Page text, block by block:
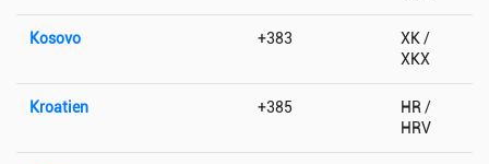
Kosovo +383
XK /
XKX
Kroatien +385
HR /
HRV